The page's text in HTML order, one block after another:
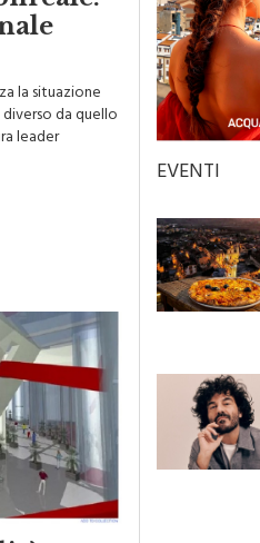
la situazione
da quello
leader
EVENTI